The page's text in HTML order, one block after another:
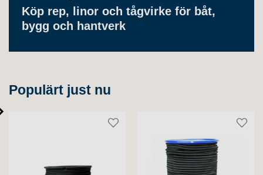
Köp rep, linor och tågvirke för båt,
bygg och hantverk
Populärt just nu